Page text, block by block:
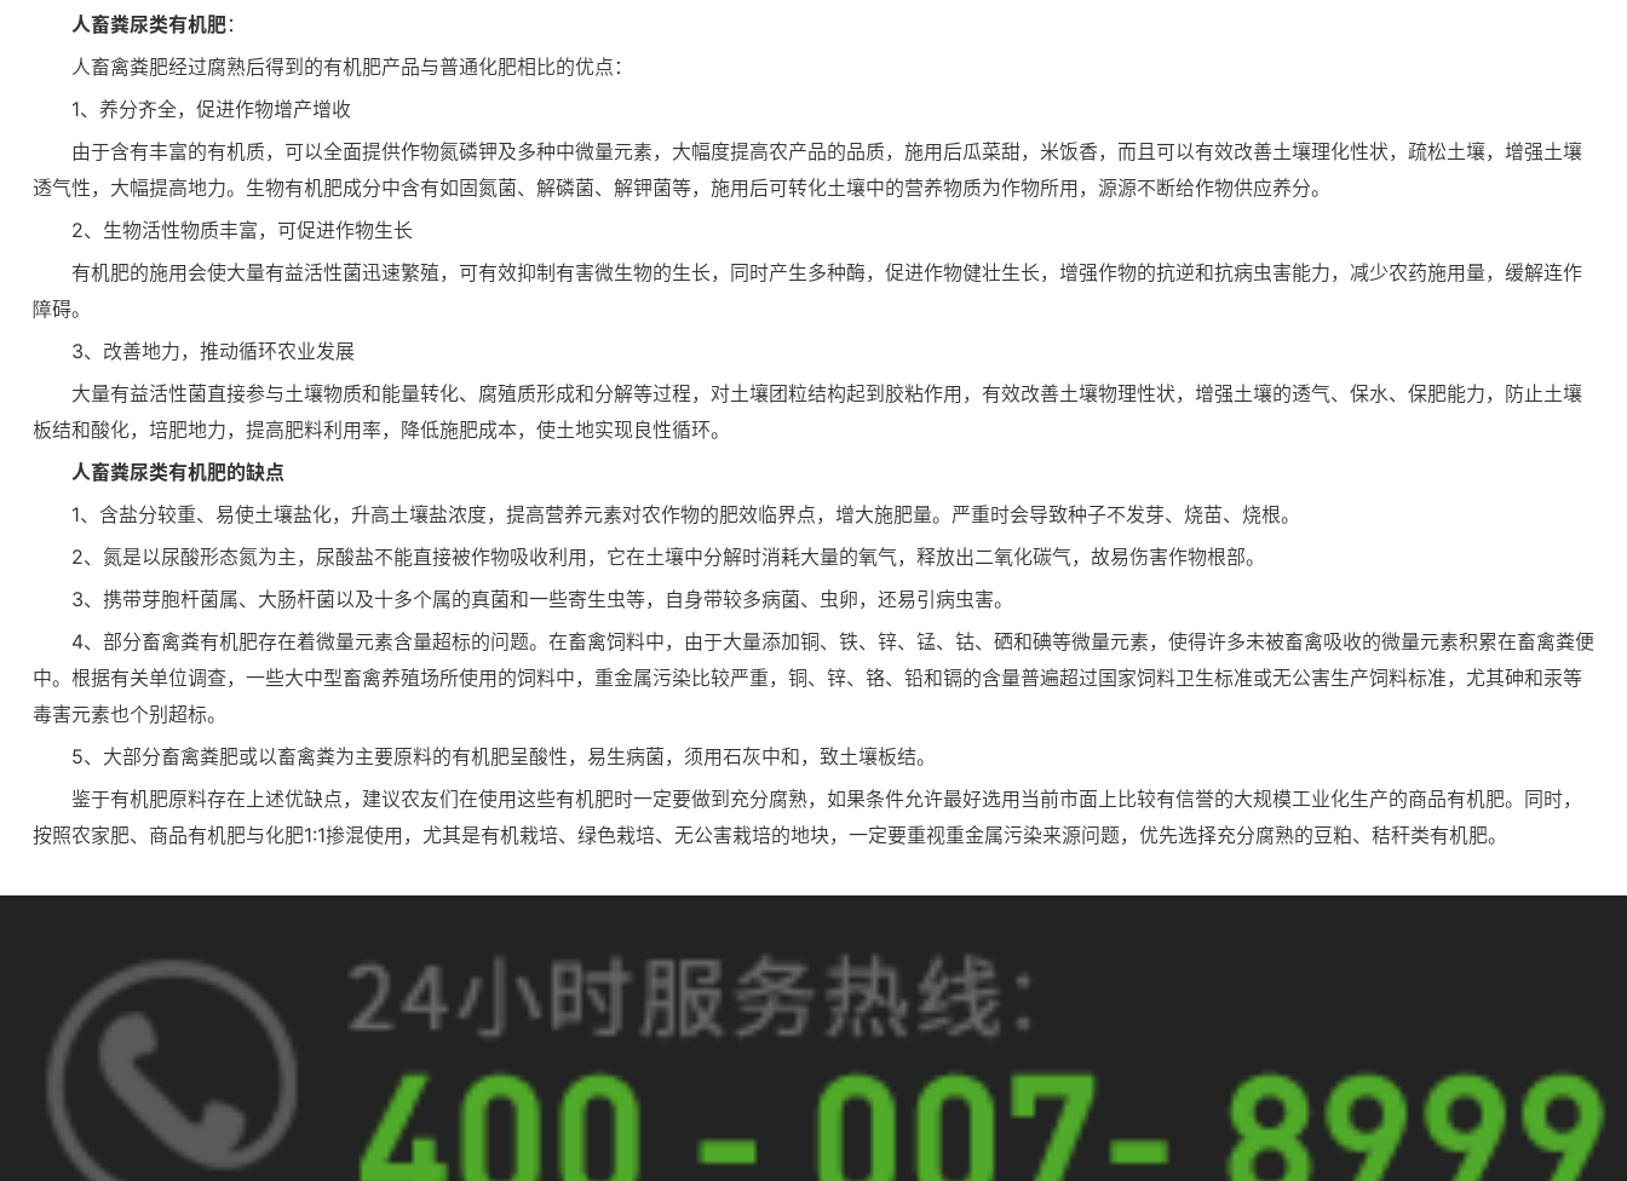
人畜粪尿类有机肥：
人畜禽粪肥经过腐熟后得到的有机肥产品与普通化肥相比的优点：
1、养分齐全，促进作物增产增收
由于含有丰富的有机质，可以全面提供作物氮磷钾及多种中微量元素，大幅度提高农产品的品质，施用后瓜菜甜，米饭香，而且可以有效改善土壤理化性状，疏松土壤，增强土壤
透气性，大幅提高地力。生物有机肥成分中含有如固氮菌、解磷菌、解钾菌等，施用后可转化土壤中的营养物质为作物所用，源源不断给作物供应养分。
2、生物活性物质丰富，可促进作物生长
有机肥的施用会使大量有益活性菌迅速繁殖，可有效抑制有害微生物的生长，同时产生多种酶，促进作物健壮生长，增强作物的抗逆和抗病虫害能力，减少农药施用量，缓解连作
障碍。
3、改善地力，推动循环农业发展
大量有益活性菌直接参与土壤物质和能量转化、腐殖质形成和分解等过程，对土壤团粒结构起到胶粘作用，有效改善土壤物理性状，增强土壤的透气、保水、保肥能力，防止土壤
板结和酸化，培肥地力，提高肥料利用率，降低施肥成本，使土地实现良性循环。
人畜粪尿类有机肥的缺点
1、含盐分较重、易使土壤盐化，升高土壤盐浓度，提高营养元素对农作物的肥效临界点，增大施肥量。严重时会导致种子不发芽、烧苗、烧根。
2、氮是以尿酸形态氮为主，尿酸盐不能直接被作物吸收利用，它在土壤中分解时消耗大量的氧气，释放出二氧化碳气，故易伤害作物根部。
3、携带芽胞杆菌属、大肠杆菌以及十多个属的真菌和一些寄生虫等，自身带较多病菌、虫卵，还易引病虫害。
4、部分畜禽粪有机肥存在着微量元素含量超标的问题。在畜禽饲料中，由于大量添加铜、铁、锌、锰、钴、硒和碘等微量元素，使得许多未被畜禽吸收的微量元素积累在畜禽粪便
中。根据有关单位调查，一些大中型畜禽养殖场所使用的饲料中，重金属污染比较严重，铜、锌、铬、铅和镉的含量普遍超过国家饲料卫生标准或无公害生产饲料标准，尤其砷和汞等
毒害元素也个别超标。
5、大部分畜禽粪肥或以畜禽粪为主要原料的有机肥呈酸性，易生病菌，须用石灰中和，致土壤板结。
鉴于有机肥原料存在上述优缺点，建议农友们在使用这些有机肥时一定要做到充分腐熟，如果条件允许最好选用当前市面上比较有信誉的大规模工业化生产的商品有机肥。同时，
按照农家肥、商品有机肥与化肥1:1掺混使用，尤其是有机栽培、绿色栽培、无公害栽培的地块，一定要重视重金属污染来源问题，优先选择充分腐熟的豆粕、秸秆类有机肥。